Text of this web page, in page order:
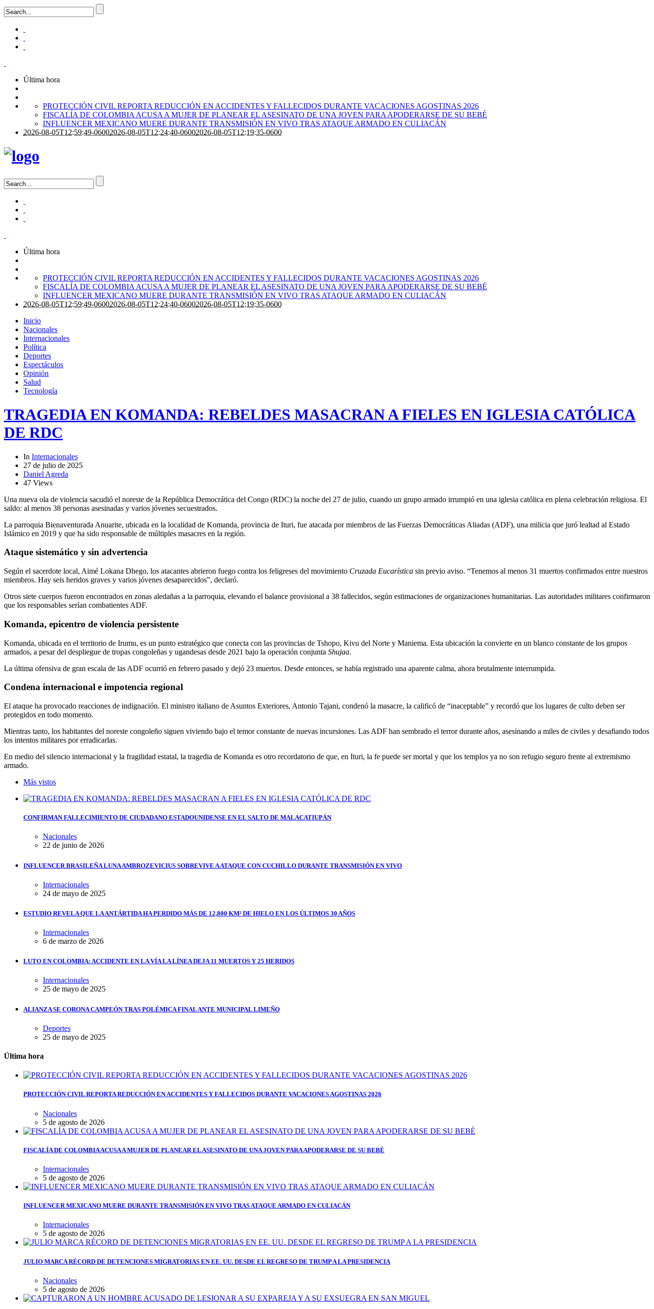
Última hora
PROTECCIÓN CIVIL REPORTA REDUCCIÓN EN ACCIDENTES Y FALLECIDOS DURANTE VACACIONES AGOSTINAS 2026
FISCALÍA DE COLOMBIA ACUSA A MUJER DE PLANEAR EL ASESINATO DE UNA JOVEN PARA APODERARSE DE SU BEBÉ
INFLUENCER MEXICANO MUERE DURANTE TRANSMISIÓN EN VIVO TRAS ATAQUE ARMADO EN CULIACÁN
2026-08-05T12:59:49-06002026-08-05T12:24:40-06002026-08-05T12:19:35-0600
Última hora
PROTECCIÓN CIVIL REPORTA REDUCCIÓN EN ACCIDENTES Y FALLECIDOS DURANTE VACACIONES AGOSTINAS 2026
FISCALÍA DE COLOMBIA ACUSA A MUJER DE PLANEAR EL ASESINATO DE UNA JOVEN PARA APODERARSE DE SU BEBÉ
INFLUENCER MEXICANO MUERE DURANTE TRANSMISIÓN EN VIVO TRAS ATAQUE ARMADO EN CULIACÁN
2026-08-05T12:59:49-06002026-08-05T12:24:40-06002026-08-05T12:19:35-0600
Inicio
Nacionales
Internacionales
Política
Deportes
Espectáculos
Opinión
Salud
Tecnología
TRAGEDIA EN KOMANDA: REBELDES MASACRAN A FIELES EN IGLESIA CATÓLICA
DE RDC
In Internacionales
27 de julio de 2025
Daniel Agreda
47 Views
Una nueva ola de violencia sacudió el noreste de la República Democrática del Congo (RDC) la noche del 27 de julio, cuando un grupo armado irrumpió en una iglesia católica en plena celebración religiosa. El
saldo: al menos 38 personas asesinadas y varios jóvenes secuestrados.
La parroquia Bienaventurada Anuarite, ubicada en la localidad de Komanda, provincia de Ituri, fue atacada por miembros de las Fuerzas Democráticas Aliadas (ADF), una milicia que juró lealtad al Estado
Islámico en 2019 y que ha sido responsable de múltiples masacres en la región.
Ataque sistemático y sin advertencia
Según el sacerdote local, Aimé Lokana Dhego, los atacantes abrieron fuego contra los feligreses del movimiento Cruzada Eucarística sin previo aviso. “Tenemos al menos 31 muertos confirmados entre nuestros
miembros. Hay seis heridos graves y varios jóvenes desaparecidos”, declaró.
Otros siete cuerpos fueron encontrados en zonas aledañas a la parroquia, elevando el balance provisional a 38 fallecidos, según estimaciones de organizaciones humanitarias. Las autoridades militares confirmaron
que los responsables serían combatientes ADF.
Komanda, epicentro de violencia persistente
Komanda, ubicada en el territorio de Irumu, es un punto estratégico que conecta con las provincias de Tshopo, Kivu del Norte y Maniema. Esta ubicación la convierte en un blanco constante de los grupos
armados, a pesar del despliegue de tropas congoleñas y ugandesas desde 2021 bajo la operación conjunta Shujaa.
La última ofensiva de gran escala de las ADF ocurrió en febrero pasado y dejó 23 muertos. Desde entonces, se había registrado una aparente calma, ahora brutalmente interrumpida.
Condena internacional e impotencia regional
El ataque ha provocado reacciones de indignación. El ministro italiano de Asuntos Exteriores, Antonio Tajani, condenó la masacre, la calificó de “inaceptable” y recordó que los lugares de culto deben ser
protegidos en todo momento.
Mientras tanto, los habitantes del noreste congoleño siguen viviendo bajo el temor constante de nuevas incursiones. Las ADF han sembrado el terror durante años, asesinando a miles de civiles y desafiando todos
los intentos militares por erradicarlas.
En medio del silencio internacional y la fragilidad estatal, la tragedia de Komanda es otro recordatorio de que, en Ituri, la fe puede ser mortal y que los templos ya no son refugio seguro frente al extremismo
armado.
Más vistos
CONFIRMAN FALLECIMIENTO DE CIUDADANO ESTADOUNIDENSE EN EL SALTO DE MALACATIUPÁN
Nacionales
22 de junio de 2026
INFLUENCER BRASILEÑA LUNA AMBROZEVICIUS SOBREVIVE A ATAQUE CON CUCHILLO DURANTE TRANSMISIÓN EN VIVO
Internacionales
24 de mayo de 2025
ESTUDIO REVELA QUE LA ANTÁRTIDA HA PERDIDO MÁS DE 12,800 KM² DE HIELO EN LOS ÚLTIMOS 30 AÑOS
Internacionales
6 de marzo de 2026
LUTO EN COLOMBIA: ACCIDENTE EN LA VÍA LA LÍNEA DEJA 11 MUERTOS Y 25 HERIDOS
Internacionales
25 de mayo de 2025
ALIANZA SE CORONA CAMPEÓN TRAS POLÉMICA FINAL ANTE MUNICIPAL LIMEÑO
Deportes
25 de mayo de 2025
Última hora
PROTECCIÓN CIVIL REPORTA REDUCCIÓN EN ACCIDENTES Y FALLECIDOS DURANTE VACACIONES AGOSTINAS 2026
Nacionales
5 de agosto de 2026
FISCALÍA DE COLOMBIA ACUSA A MUJER DE PLANEAR EL ASESINATO DE UNA JOVEN PARA APODERARSE DE SU BEBÉ
Internacionales
5 de agosto de 2026
INFLUENCER MEXICANO MUERE DURANTE TRANSMISIÓN EN VIVO TRAS ATAQUE ARMADO EN CULIACÁN
Internacionales
5 de agosto de 2026
JULIO MARCA RÉCORD DE DETENCIONES MIGRATORIAS EN EE. UU. DESDE EL REGRESO DE TRUMP A LA PRESIDENCIA
Nacionales
5 de agosto de 2026